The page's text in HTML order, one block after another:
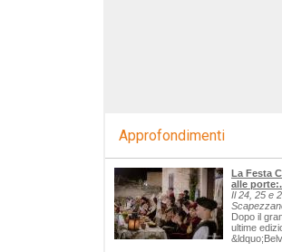
Approfondimenti
La Festa
alle
Il 24, 25 e
Dopo il
ultime